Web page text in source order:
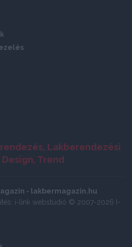
Lakberendezési
Trend
- lakbermagazin.hu
i-link webstúdió © 2007-2026 I-